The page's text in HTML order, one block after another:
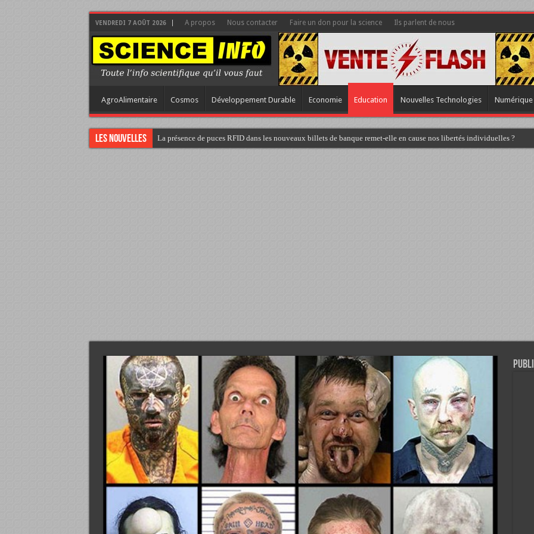
VENDREDI 7 AOÛT 2026 A propos Nous contacter Faire un don pour la science Ils parlent de nous
AgroAlimentaire Cosmos Développement Durable Economie Education Nouvelles Technologies Numérique
Les nouvelles La présence de puces RFID dans les nouveaux billets de banque remet-elle en cause nos libertés individuelles ?